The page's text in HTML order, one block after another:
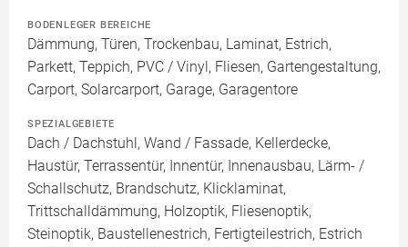
BODENLEGER BEREICHE
Dämmung, Türen, Trockenbau, Laminat, Estrich,
Parkett, Teppich, PVC / Vinyl, Fliesen, Gartengestaltung,
Carport, Solarcarport, Garage, Garagentore
SPEZIALGEBIETE
Dach / Dachstuhl, Wand / Fassade, Kellerdecke,
Haustür, Terrassentür, Innentür, Innenausbau, Lärm- /
Schallschutz, Brandschutz, Klicklaminat,
Trittschalldämmung, Holzoptik, Fliesenoptik,
Steinoptik, Baustellenestrich, Fertigteilestrich, Estrich